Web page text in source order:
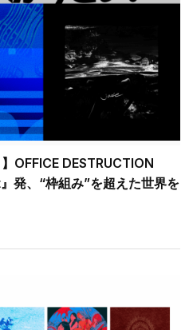
OFFICE DESTRUCTION
発、“枠組み”を超えた世界を